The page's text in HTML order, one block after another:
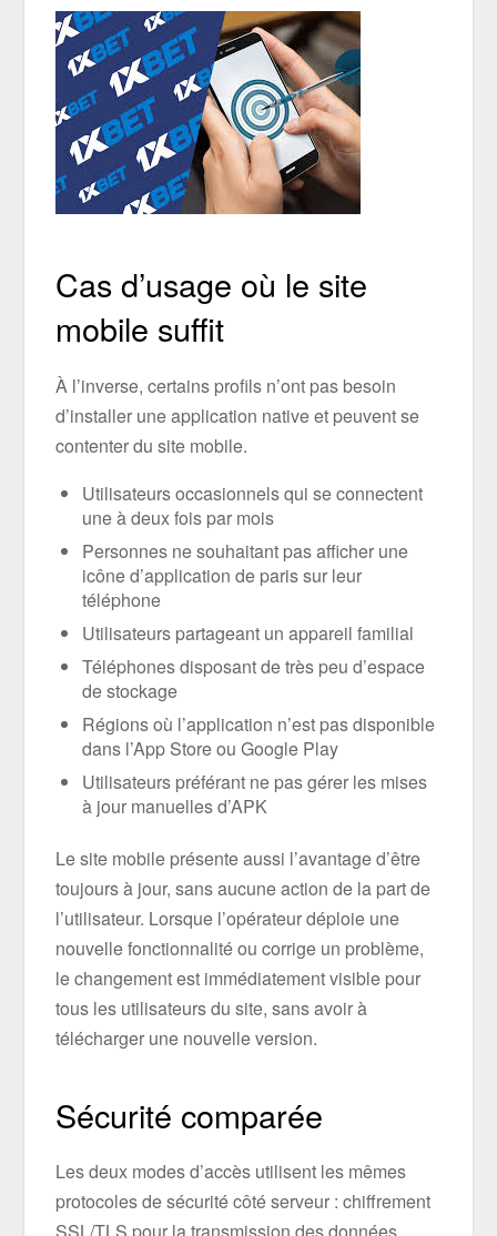
Cas d’usage où le site
mobile suffit
À l’inverse, certains profils n’ont pas besoin
d’installer une application native et peuvent se
contenter du site mobile.
Utilisateurs occasionnels qui se connectent
une à deux fois par mois
Personnes ne souhaitant pas afficher une
icône d’application de paris sur leur
téléphone
Utilisateurs partageant un appareil familial
Téléphones disposant de très peu d’espace
de stockage
Régions où l’application n’est pas disponible
dans l’App Store ou Google Play
Utilisateurs préférant ne pas gérer les mises
à jour manuelles d’APK
Le site mobile présente aussi l’avantage d’être
toujours à jour, sans aucune action de la part de
l’utilisateur. Lorsque l’opérateur déploie une
nouvelle fonctionnalité ou corrige un problème,
le changement est immédiatement visible pour
tous les utilisateurs du site, sans avoir à
télécharger une nouvelle version.
Sécurité comparée
Les deux modes d’accès utilisent les mêmes
protocoles de sécurité côté serveur : chiffrement